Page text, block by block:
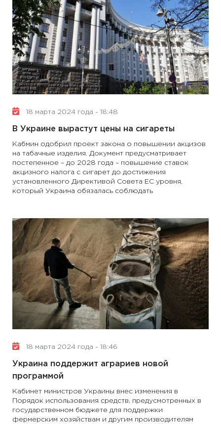
18 марта 2024 года - 18:48
В Украине вырастут цены на сигареты
Кабмин одобрил проект закона о повышении акцизов
на табачные изделия. Документ предусматривает
постепенное – до 2028 года – повышение ставок
акцизного налога с сигарет до достижения
установленного Директивой Совета ЕС уровня,
который Украина обязалась соблюдать
18 марта 2024 года - 18:46
Украина поддержит аграриев новой
программой
Кабинет министров Украины внес изменения в
Порядок использования средств, предусмотренных в
государственном бюджете для поддержки
фермерским хозяйствам и другим производителям